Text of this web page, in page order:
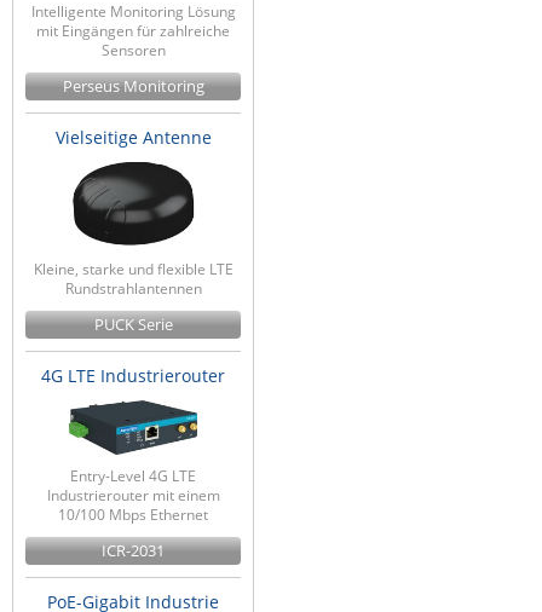
Intelligente Monitoring Lösung
mit Eingängen für zahlreiche
Sensoren
Perseus Monitoring
Vielseitige Antenne
Kleine, starke und flexible LTE
Rundstrahlantennen
PUCK Serie
4G LTE Industrierouter
Entry-Level 4G LTE
Industrierouter mit einem
10/100 Mbps Ethernet
ICR-2031
PoE-Gigabit Industrie